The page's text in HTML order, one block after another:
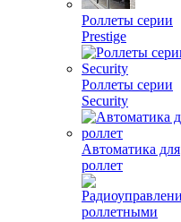
Роллеты серии
Prestige
Роллеты серии
Security
Автоматика для
роллет